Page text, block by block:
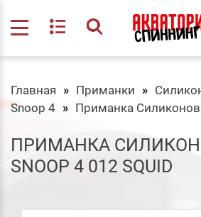
Главная Приманки
Snoop 4
ПРИМАНКА
SNOOP 4 012 SQUID